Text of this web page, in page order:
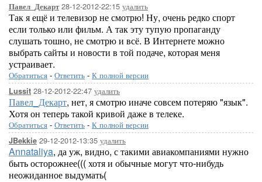
Павел_Декарт28-12-2012-22:15 удалить
Так я ещё и телевизор не смотрю! Ну, очень редко спорт
если только или фильм. А так эту тупую пропаганду
слушать тошно, не смотрю и всё. В Интернете можно
выбрать сайты и новости в той подаче, которая меня
устраивает.
Обратиться - Ответить - К полной версии
Lussit 28-12-2012-22:47 удалить
Павел_Декарт, нет, я смотрю иначе совсем потеряю "язык".
Хотя он теперь такой кривой даже в телеке.
Обратиться - Ответить - К полной версии
JBekkie 29-12-2012-13:35 удалить
Annataliya, да уж, видно, с такими авиакомпаниями нужно
быть осторожнее((( хотя и обычные могут что-нибудь
неожиданное выдумать(